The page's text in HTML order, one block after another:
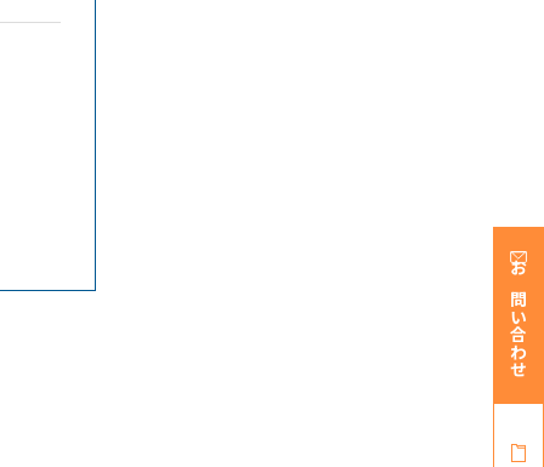
お問い合わせ